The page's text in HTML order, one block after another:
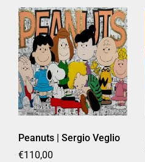
Peanuts | Sergio Veglio
Prezzo di listino
€110,00